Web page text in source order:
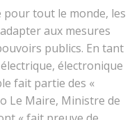
pour tout le monde, les
aux mesures
publics. En tant
électronique
fait partie des «
Le Maire, Ministre de